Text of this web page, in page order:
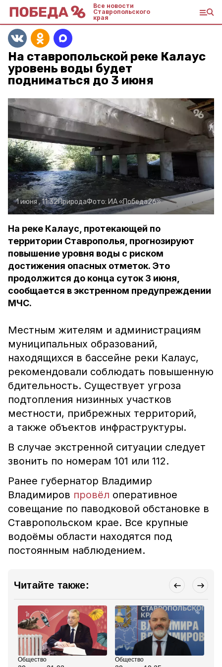
Все новости
Ставропольского
края
На ставропольской реке Калаус
уровень воды будет
подниматься до 3 июня
1 июня , 11:32ПриродаФото: ИА «Победа26»
На реке Калаус, протекающей по
территории Ставрополья, прогнозируют
повышение уровня воды с риском
достижения опасных отметок. Это
продолжится до конца суток 3 июня,
сообщается в экстренном предупреждении
МЧС.
Местным жителям и администрациям
муниципальных образований,
находящихся в бассейне реки Калаус,
рекомендовали соблюдать повышенную
бдительность. Существует угроза
подтопления низинных участков
местности, прибрежных территорий,
а также объектов инфраструктуры.
В случае экстренной ситуации следует
звонить по номерам 101 или 112.
Ранее губернатор Владимир
Владимиров провёл оперативное
совещание по паводковой обстановке в
Ставропольском крае. Все крупные
водоёмы области находятся под
постоянным наблюдением.
Читайте также:
Общество Общество